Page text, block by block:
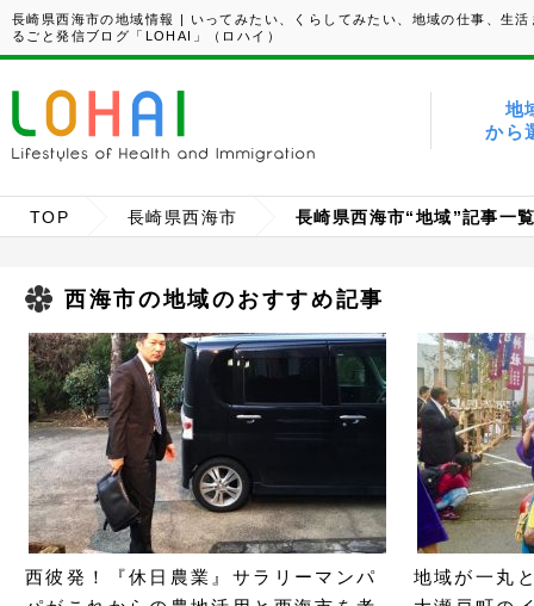
長崎県西海市の地域情報 | いってみたい、くらしてみたい、地域の仕事、生活
るごと発信ブログ「LOHAI」（ロハイ）
地
から
TOP 長崎県西海市 長崎県西海市“地域”記事一
西海市の地域のおすすめ記事
西彼発！『休日農業』サラリーマンパ
地域が一丸